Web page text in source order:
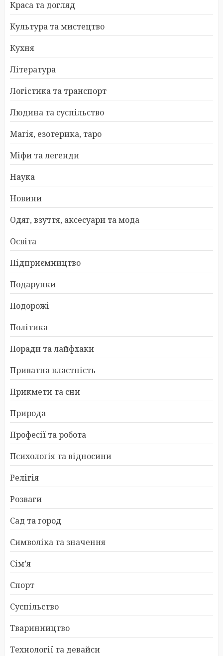
Краса та догляд
Культура та мистецтво
Кухня
Література
Логістика та транспорт
Людина та суспільство
Магія, езотерика, таро
Міфи та легенди
Наука
Новини
Одяг, взуття, аксесуари та мода
Освіта
Підприємництво
Подарунки
Подорожі
Політика
Поради та лайфхаки
Приватна властність
Прикмети та сни
Природа
Професії та робота
Психологія та відносини
Релігія
Розваги
Сад та город
Символіка та значення
Сім’я
Спорт
Суспільство
Тваринництво
Технології та девайси